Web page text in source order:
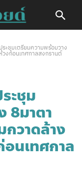
ระชุมเตรียมความพร้อมวาง
วงก่อนเทศกาลสงกรานต์
ะชุม
8มาตา
กวาดล้าง
นเทศกาล